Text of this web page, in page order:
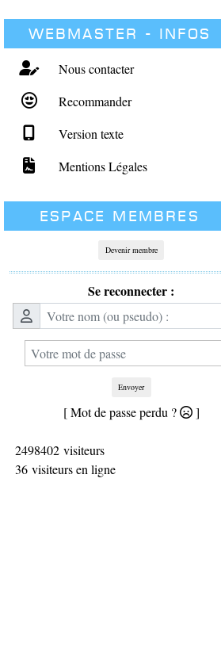
Webmaster - Infos
Nous contacter
Recommander
Version texte
Mentions Légales
Espace membres
Devenir membre
Se reconnecter :
Envoyer
[ Mot de passe perdu ? ]
2498402 visiteurs
36 visiteurs en ligne